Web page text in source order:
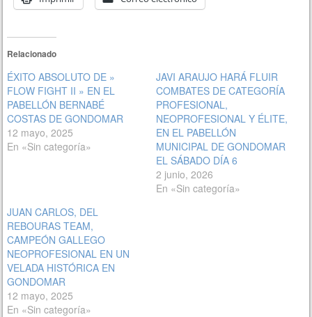
Relacionado
ÉXITO ABSOLUTO DE »
FLOW FIGHT II » EN EL
PABELLÓN BERNABÉ
COSTAS DE GONDOMAR
12 mayo, 2025
En «Sin categoría»
JAVI ARAUJO HARÁ FLUIR
COMBATES DE CATEGORÍA
PROFESIONAL,
NEOPROFESIONAL Y ÉLITE,
EN EL PABELLÓN
MUNICIPAL DE GONDOMAR
EL SÁBADO DÍA 6
2 junio, 2026
En «Sin categoría»
JUAN CARLOS, DEL
REBOURAS TEAM,
CAMPEÓN GALLEGO
NEOPROFESIONAL EN UN
VELADA HISTÓRICA EN
GONDOMAR
12 mayo, 2025
En «Sin categoría»